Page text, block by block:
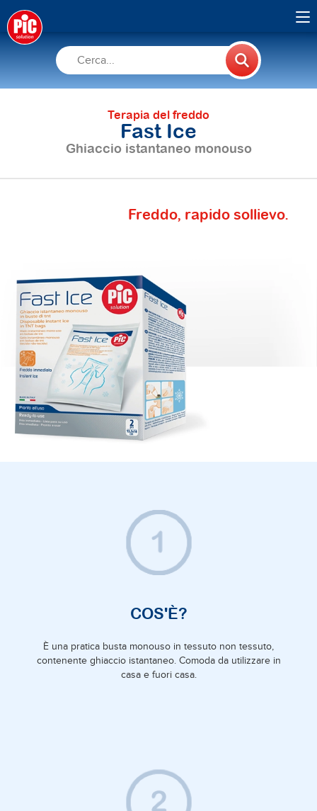
Terapia del freddo
Fast Ice
Ghiaccio istantaneo monouso
Freddo, rapido sollievo.
COS'È?
È una pratica busta monouso in tessuto non tessuto,
contenente ghiaccio istantaneo. Comoda da utilizzare in
casa e fuori casa.